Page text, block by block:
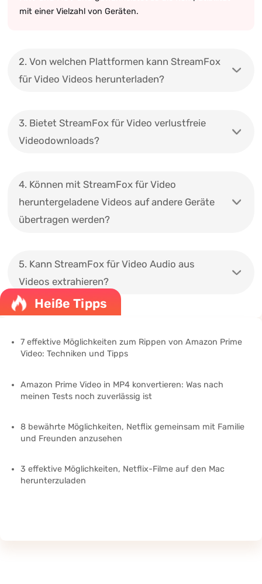
mit einer Vielzahl von Geräten.
2. Von welchen Plattformen kann StreamFox
für Video Videos herunterladen?
3. Bietet StreamFox für Video verlustfreie
Videodownloads?
4. Können mit StreamFox für Video
heruntergeladene Videos auf andere Geräte
übertragen werden?
5. Kann StreamFox für Video Audio aus
Videos extrahieren?
Heiße Tipps
7 effektive Möglichkeiten zum Rippen von Amazon Prime
Video: Techniken und Tipps
Amazon Prime Video in MP4 konvertieren: Was nach
meinen Tests noch zuverlässig ist
8 bewährte Möglichkeiten, Netflix gemeinsam mit Familie
und Freunden anzusehen
3 effektive Möglichkeiten, Netflix-Filme auf den Mac
herunterzuladen